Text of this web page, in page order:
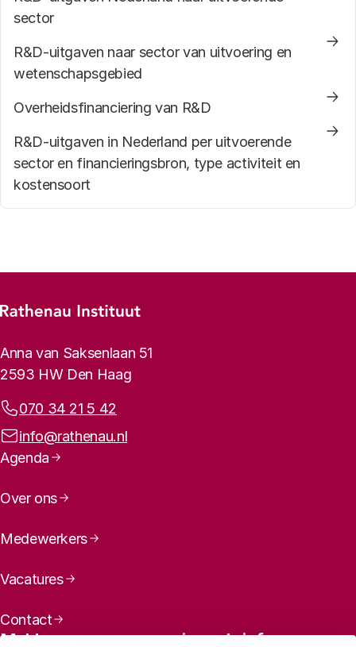
sector
R&D-uitgaven naar sector van uitvoering en
wetenschapsgebied
Overheidsfinanciering van R&D
R&D-uitgaven in Nederland per uitvoerende
sector en financieringsbron, type activiteit en
kostensoort
Footer-menu
Rathenau logo, naar de homepage
Contactinformatie
Anna van Saksenlaan 51
2593 HW Den Haag
Telefoonnummer:
070 34 21 5 42
E-mailadres:
info@rathenau.nl
Paginanavigatie
Agenda
Over ons
Medewerkers
Vacatures
Contact
Meld u aan voor onze nieuwsbrief